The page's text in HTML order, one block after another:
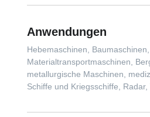
Anwendungen
Hebemaschinen, Baumaschinen,
Materialtransportmaschinen,
metallurgische Maschinen,
Schiffe und Kriegsschiffe,